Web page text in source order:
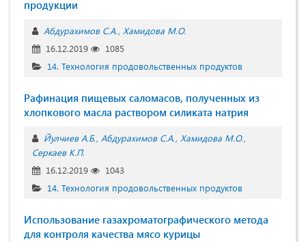
продукции
Абдурахимов С.А. Хамидова М.О.
16.12.2019
1085
14. Технология продовольственных продуктов
Рафинация пищевых саломасов, полученных из
хлопкового масла раствором силиката натрия
Йулчиев А.Б. Абдурахимов С.А. Хамидова М.О.
Серкаев К.П.
16.12.2019
1043
14. Технология продовольственных продуктов
Использование газахроматографического метода
для контроля качества мясо курицы